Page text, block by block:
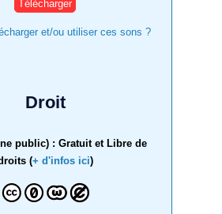
et/ou utiliser ces sons ?
Droit
public) : Gratuit et Libre de
(+ d'infos ici)